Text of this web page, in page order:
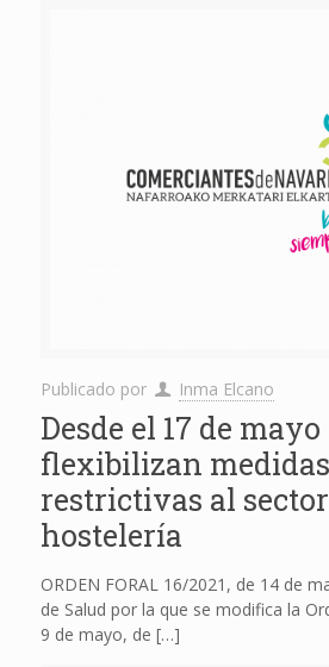
Publicado por Inma Elcano
Desde el 17 de mayo
flexibilizan medidas
restrictivas al
hostelería
ORDEN FORAL 16/2021, de 14 de
de Salud por la que se modifica la
9 de mayo, de […]